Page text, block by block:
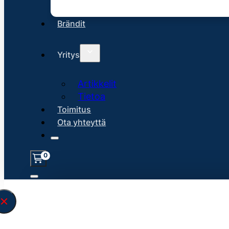
Brändit
Yritys
Artikkelit
Tietoa
Toimitus
Ota yhteyttä
0